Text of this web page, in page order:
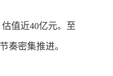
值近40亿元。至
奏密集推进。